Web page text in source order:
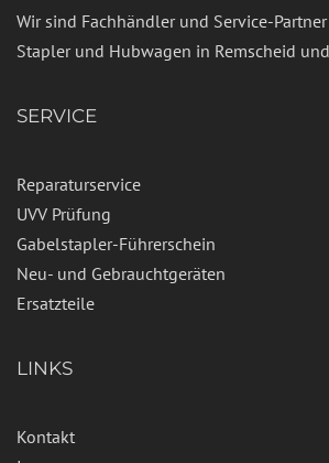
Wir sind Fachhändler und Service-
Stapler und Hubwagen in Remscheid
SERVICE
Reparaturservice
UVV Prüfung
Gabelstapler-Führerschein
Neu- und Gebrauchtgeräten
Ersatzteile
LINKS
Kontakt